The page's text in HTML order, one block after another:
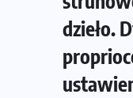
dzieło.